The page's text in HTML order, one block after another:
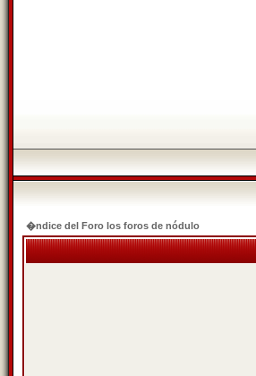
�ndice del Foro los foros de nódulo